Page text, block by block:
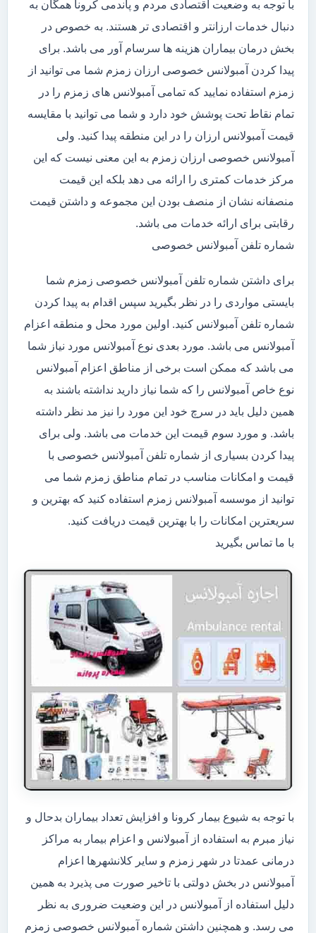
با توجه به وضعیت اقتصادی مردم و پاندمی کرونا همگان به
دنبال خدمات ارزانتر و اقتصادی تر هستند. به خصوص در
بخش درمان بیماران هزینه ها سرسام آور می باشد. برای
پیدا کردن آمبولانس خصوصی ارزان زمزم شما می توانید از
زمزم استفاده نمایید که تمامی آمبولانس های زمزم را در
تمام نقاط تحت پوشش خود دارد و شما می توانید با مقایسه
قیمت آمبولانس ارزان را در این منطقه پیدا کنید. ولی
آمبولانس خصوصی ارزان زمزم به این معنی نیست که این
مرکز خدمات کمتری را ارائه می دهد بلکه این قیمت
منصفانه نشان از منصف بودن این مجموعه و داشتن قیمت
رقابتی برای ارائه خدمات می باشد.
شماره تلفن آمبولانس خصوصی
برای داشتن شماره تلفن آمبولانس خصوصی زمزم شما
بایستی مواردی را در نظر بگیرید سپس اقدام به پیدا کردن
شماره تلفن آمبولانس کنید. اولین مورد محل و منطقه اعزام
آمبولانس می باشد. مورد بعدی نوع آمبولانس مورد نیاز شما
می باشد که ممکن است برخی از مناطق اعزام آمبولانس
نوع خاص آمبولانس را که شما نیاز دارید نداشته باشند به
همین دلیل باید در سرچ خود این مورد را نیز مد نظر داشته
باشد. و مورد سوم قیمت این خدمات می باشد. ولی برای
پیدا کردن بسیاری از شماره تلفن آمبولانس خصوصی با
قیمت و امکانات مناسب در تمام مناطق زمزم شما می
توانید از موسسه آمبولانس زمزم استفاده کنید که بهترین و
سریعترین امکانات را با بهترین قیمت دریافت کنید.
با ما تماس بگیرید
با توجه به شیوع بیمار کرونا و افزایش تعداد بیماران بدحال و
نیاز مبرم به استفاده از آمبولانس و اعزام بیمار به مراکز
درمانی عمدتا در شهر زمزم و سایر کلانشهرها اعزام
آمبولانس در بخش دولتی با تاخیر صورت می پذیرد به همین
دلیل استفاده از آمبولانس در این وضعیت ضروری به نظر
می رسد. و همچنین داشتن شماره آمبولانس خصوصی زمزم